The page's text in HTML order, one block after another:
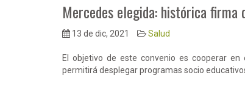
Mercedes elegida: histórica firma
13 de dic, 2021 Salud
El objetivo de este convenio es cooperar en
permitirá desplegar programas socio